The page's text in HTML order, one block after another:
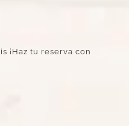
¡Haz tu reserva con